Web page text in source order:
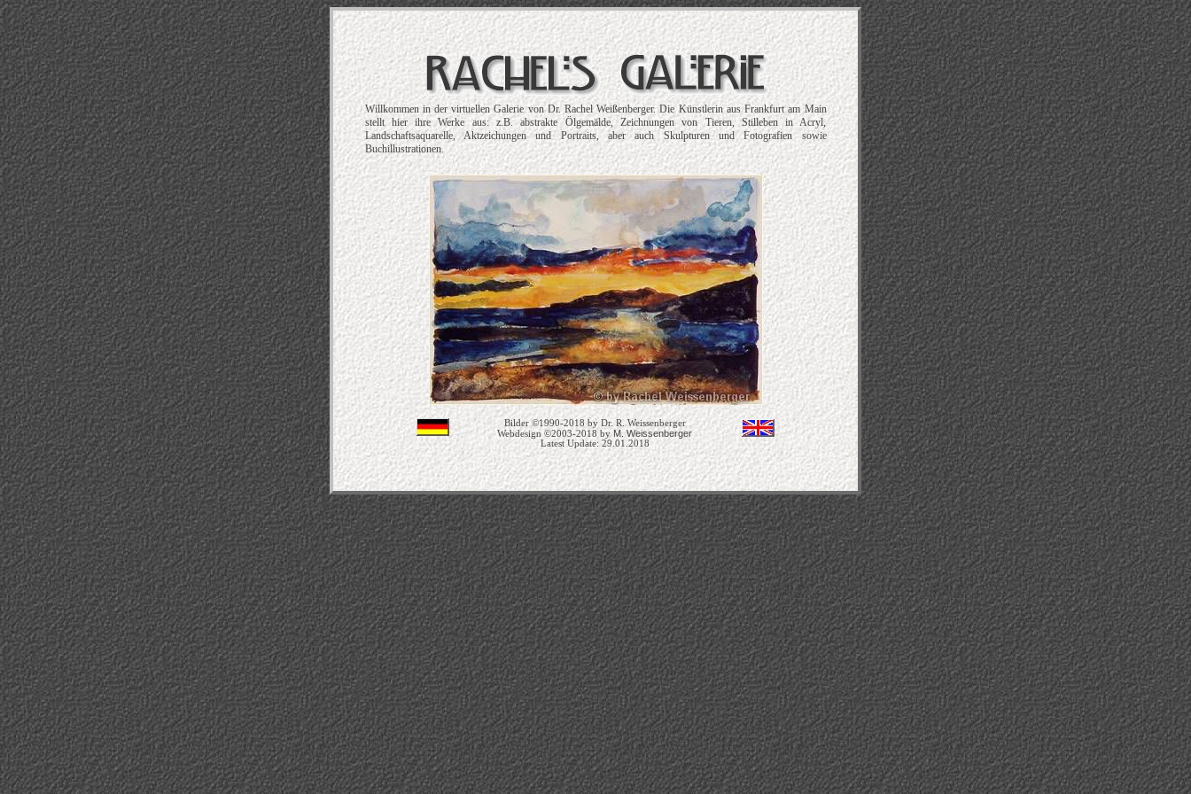
Willkommen in der virtuellen Galerie von Dr. Rachel Weißenberger. Die Künstlerin aus Frankfurt am Main
stellt hier ihre Werke aus: z.B. abstrakte Ölgemälde, Zeichnungen von Tieren, Stilleben in Acryl,
Landschaftsaquarelle, Aktzeichungen und Portraits, aber auch Skulpturen und Fotografien sowie
Buchillustrationen.
Bilder ©1990-2018 by Dr. R. Weissenberger
Webdesign ©2003-2018 byM. Weissenberger
Latest Update: 29.01.2018